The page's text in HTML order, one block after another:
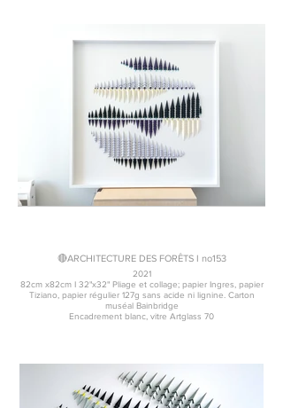
🔴ARCHITECTURE DES FORÊTS I no153
2021
82cm x82cm I 32"x32" Pliage et collage; papier Ingres, papier
Tiziano, papier régulier 127g sans acide ni lignine. Carton
muséal Bainbridge
Encadrement blanc, vitre Artglass 70